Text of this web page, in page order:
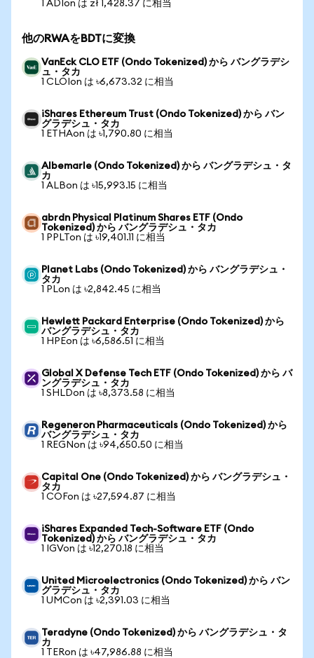
1 ADIon は zł 1,428.37 に相当
他のRWAをBDTに変換
VanEck CLO ETF (Ondo Tokenized) から バングラデシ
ュ・タカ
1 CLOIon は ৳6,673.32 に相当
iShares Ethereum Trust (Ondo Tokenized) から バン
グラデシュ・タカ
1 ETHAon は ৳1,790.80 に相当
Albemarle (Ondo Tokenized) から バングラデシュ・タ
カ
1 ALBon は ৳15,993.15 に相当
abrdn Physical Platinum Shares ETF (Ondo
Tokenized) から バングラデシュ・タカ
1 PPLTon は ৳19,401.11 に相当
Planet Labs (Ondo Tokenized) から バングラデシュ・
タカ
1 PLon は ৳2,842.45 に相当
Hewlett Packard Enterprise (Ondo Tokenized) から
バングラデシュ・タカ
1 HPEon は ৳6,586.51 に相当
Global X Defense Tech ETF (Ondo Tokenized) から バ
ングラデシュ・タカ
1 SHLDon は ৳8,373.58 に相当
Regeneron Pharmaceuticals (Ondo Tokenized) から
バングラデシュ・タカ
1 REGNon は ৳94,650.50 に相当
Capital One (Ondo Tokenized) から バングラデシュ・
タカ
1 COFon は ৳27,594.87 に相当
iShares Expanded Tech-Software ETF (Ondo
Tokenized) から バングラデシュ・タカ
1 IGVon は ৳12,270.18 に相当
United Microelectronics (Ondo Tokenized) から バン
グラデシュ・タカ
1 UMCon は ৳2,391.03 に相当
Teradyne (Ondo Tokenized) から バングラデシュ・タ
カ
1 TERon は ৳47,986.88 に相当